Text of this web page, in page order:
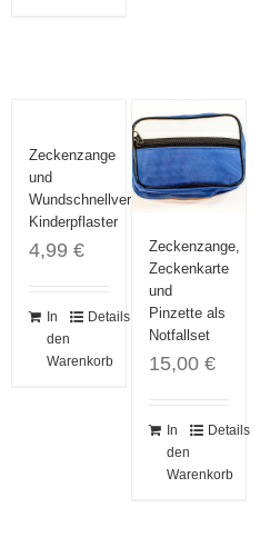
Zeckenzange
und
Wundschnellverband
Kinderpflaster
4,99 €
In
den
Warenkorb
Details
Zeckenzange,
Zeckenkarte
und
Pinzette als
Notfallset
15,00€
In
den
Warenkorb
Details